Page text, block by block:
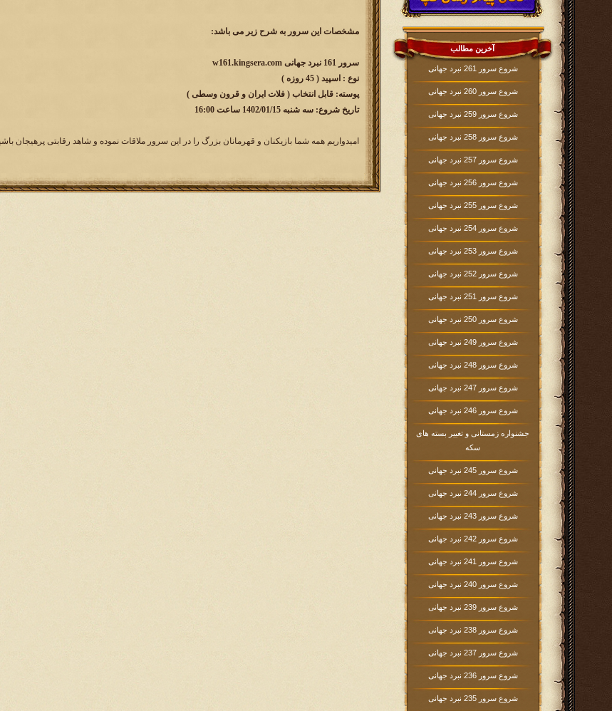
آخرین مطالب
شروع سرور 261 نبرد جهانی
شروع سرور 260 نبرد جهانی
شروع سرور 259 نبرد جهانی
شروع سرور 258 نبرد جهانی
شروع سرور 257 نبرد جهانی
شروع سرور 256 نبرد جهانی
شروع سرور 255 نبرد جهانی
شروع سرور 254 نبرد جهانی
شروع سرور 253 نبرد جهانی
شروع سرور 252 نبرد جهانی
شروع سرور 251 نبرد جهانی
شروع سرور 250 نبرد جهانی
شروع سرور 249 نبرد جهانی
شروع سرور 248 نبرد جهانی
شروع سرور 247 نبرد جهانی
شروع سرور 246 نبرد جهانی
جشنواره زمستانی و تغییر بسته های
سکه
شروع سرور 245 نبرد جهانی
شروع سرور 244 نبرد جهانی
شروع سرور 243 نبرد جهانی
شروع سرور 242 نبرد جهانی
شروع سرور 241 نبرد جهانی
شروع سرور 240 نبرد جهانی
شروع سرور 239 نبرد جهانی
شروع سرور 238 نبرد جهانی
شروع سرور 237 نبرد جهانی
شروع سرور 236 نبرد جهانی
شروع سرور 235 نبرد جهانی
مشخصات این سرور به شرح زیر می باشد:
سرور 161 نبرد جهانی w161.kingsera.com
نوع : اسپید​ ( 45 روزه )
پوسته: قابل انتخاب ( فلات ایران و قرون وسطی )
تاریخ شروع: سه شنبه 1402/01/15 ساعت 16:00
امیدواریم همه شما بازیکنان و قهرمانان بزرگ را در این سرور ملاقات نموده و شاهد رقابتی پرهیجان